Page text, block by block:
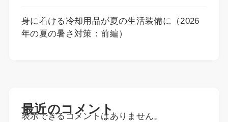
身に着ける冷却用品が夏の生活装備に（2026
年の夏の暑さ対策：前編）
最近のコメント
表示できるコメントはありません。